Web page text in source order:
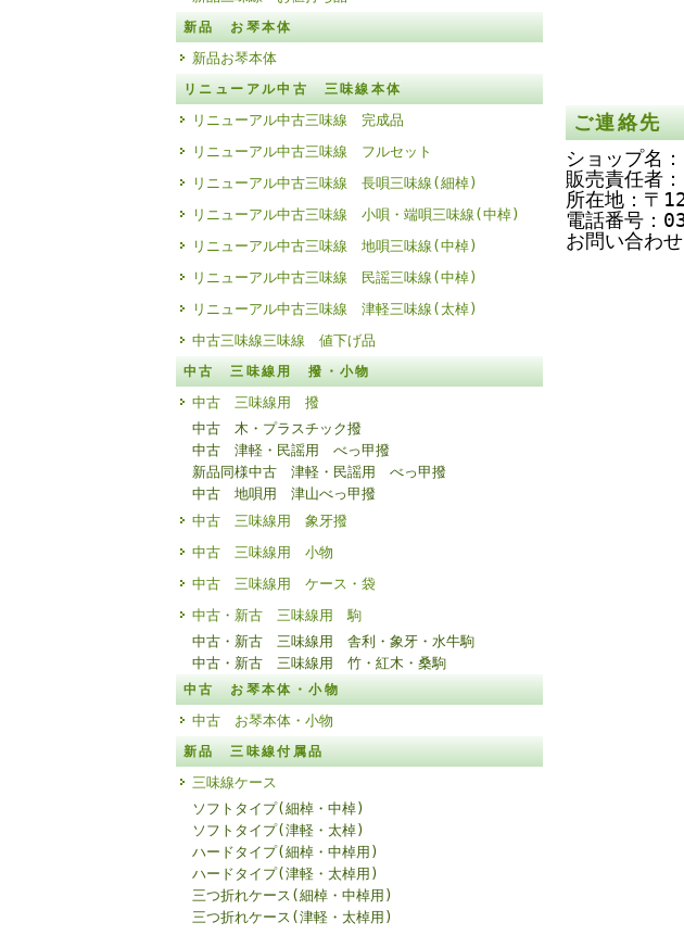
新品 お琴本体
新品お琴本体
リニューアル中古 三味線本体
リニューアル中古三味線 完成品
リニューアル中古三味線 フルセット
リニューアル中古三味線 長唄三味線(細棹)
リニューアル中古三味線 小唄・端唄三味線(中棹)
リニューアル中古三味線 地唄三味線(中棹)
リニューアル中古三味線 民謡三味線(中棹)
リニューアル中古三味線 津軽三味線(太棹)
中古三味線三味線 値下げ品
中古 三味線用 撥・小物
中古 三味線用 撥
中古 木・プラスチック撥
中古 津軽・民謡用 べっ甲撥
新品同様中古 津軽・民謡用 べっ甲撥
中古 地唄用 津山べっ甲撥
中古 三味線用 象牙撥
中古 三味線用 小物
中古 三味線用 ケース・袋
中古・新古 三味線用 駒
中古・新古 三味線用 舎利・象牙・水牛駒
中古・新古 三味線用 竹・紅木・桑駒
中古 お琴本体・小物
中古 お琴本体・小物
新品 三味線付属品
三味線ケース
ソフトタイプ(細棹・中棹)
ソフトタイプ(津軽・太棹)
ハードタイプ(細棹・中棹用)
ハードタイプ(津軽・太棹用)
三つ折れケース(細棹・中棹用)
三つ折れケース(津軽・太棹用)
ご連絡先
ショップ名
販売責任者
所在地：〒
電話番号：
お問い合わ